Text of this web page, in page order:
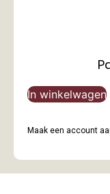
In winkelwagen
Maak een account